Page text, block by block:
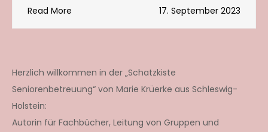
Read More 17. September 2023
Herzlich willkommen in der „Schatzkiste
Seniorenbetreuung“ von Marie Krüerke aus Schleswig-
Holstein:
Autorin für Fachbücher, Leitung von Gruppen und